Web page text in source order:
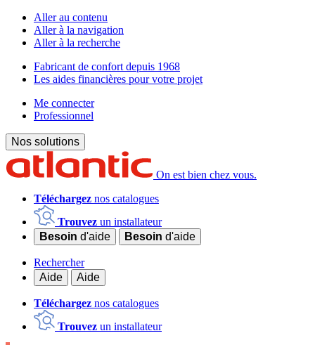
Aller au contenu
Aller à la navigation
Aller à la recherche
Fabricant de confort depuis 1968
Les aides financières pour votre projet
Me connecter
Professionnel
Nos solutions
On est bien chez vous.
Téléchargez nos catalogues
Trouvez un installateur
Besoin d'aide Besoin d'aide
Rechercher
Aide
Aide
Téléchargez nos catalogues
Trouvez un installateur